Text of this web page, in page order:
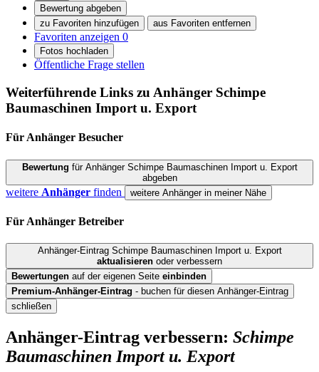
Bewertung abgeben
zu Favoriten hinzufügen
aus Favoriten entfernen
Favoriten anzeigen 0
Fotos hochladen
Öffentliche Frage stellen
Weiterführende Links zu Anhänger Schimpe
Baumaschinen Import u. Export
Für Anhänger Besucher
Bewertung für Anhänger Schimpe Baumaschinen Import u. Export
abgeben
weitere Anhänger finden weitere Anhänger in meiner Nähe
Für Anhänger Betreiber
Anhänger-Eintrag Schimpe Baumaschinen Import u. Export
aktualisieren oder verbessern
Bewertungen auf der eigenen Seite einbinden
Premium-Anhänger-Eintrag - buchen für diesen Anhänger-Eintrag
schließen
Anhänger-Eintrag verbessern: Schimpe
Baumaschinen Import u. Export